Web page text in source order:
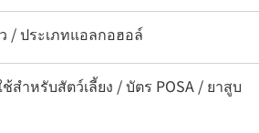
/ ประเภทแอลกอฮอล์
ำหรับสัตว์เลี้ยง / บัตร POSA / ยาสูบ